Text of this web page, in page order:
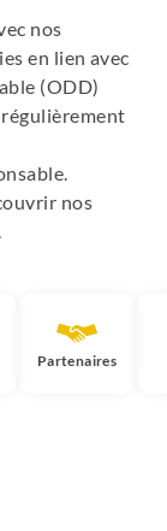
nos
en lien avec
(ODD)
nos
Partenaires